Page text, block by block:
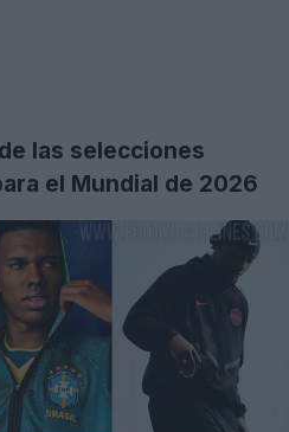
las selecciones
el Mundial de 2026